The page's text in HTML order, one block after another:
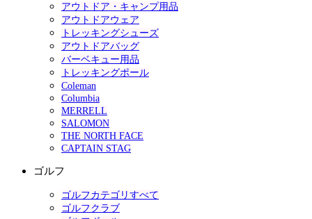
アウトドア・キャンプ用品
アウトドアウェア
トレッキングシューズ
アウトドアバッグ
バーベキュー用品
トレッキングポール
Coleman
Columbia
MERRELL
SALOMON
THE NORTH FACE
CAPTAIN STAG
ゴルフ
ゴルフカテゴリすべて
ゴルフクラブ